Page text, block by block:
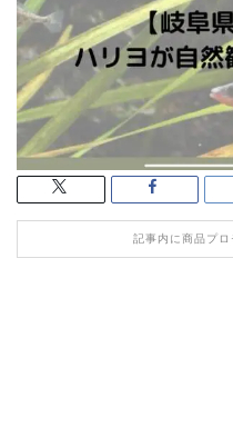
記事内に商品プロ